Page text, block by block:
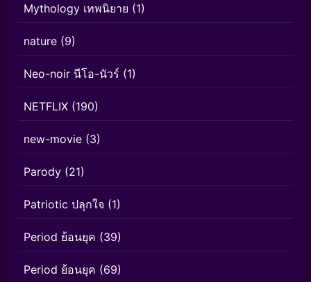
Mythology เทพนิยาย (1)
nature (9)
Neo-noir นีโอ-นัวร์ (1)
NETFLIX (190)
new-movie (3)
Parody (21)
Patriotic ปลุกใจ (1)
Period ย้อนยุค (39)
Period ย้อนยุค (69)